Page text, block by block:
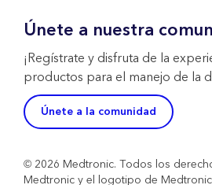
Contacta con nosotros
Sobre Medtronic
Únete a nuestra
¡Regístrate y disfruta de la
productos para el manejo de la
Únete a la comunidad
© 2026 Medtronic. Todos los
Medtronic y el logotipo de